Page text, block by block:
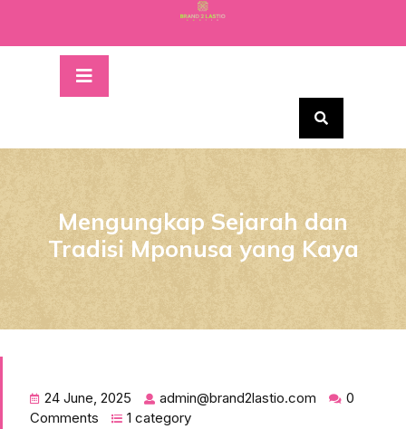
content
Button
Mengungkap Sejarah dan
Tradisi Mponusa yang Kaya
24 June, 2025 admin@brand2lastio.com
0
Comments
1 category